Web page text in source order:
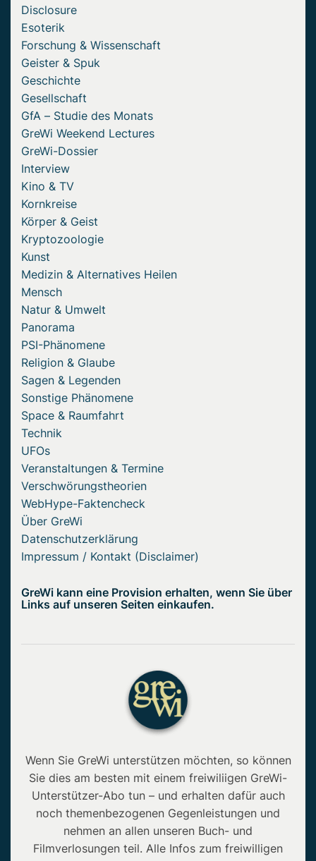
Disclosure
Esoterik
Forschung & Wissenschaft
Geister & Spuk
Geschichte
Gesellschaft
GfA – Studie des Monats
GreWi Weekend Lectures
GreWi-Dossier
Interview
Kino & TV
Kornkreise
Körper & Geist
Kryptozoologie
Kunst
Medizin & Alternatives Heilen
Mensch
Natur & Umwelt
Panorama
PSI-Phänomene
Religion & Glaube
Sagen & Legenden
Sonstige Phänomene
Space & Raumfahrt
Technik
UFOs
Veranstaltungen & Termine
Verschwörungstheorien
WebHype-Faktencheck
Über GreWi
Datenschutzerklärung
Impressum / Kontakt (Disclaimer)
GreWi kann eine Provision erhalten, wenn Sie über
Links auf unseren Seiten einkaufen.
Wenn Sie GreWi unterstützen möchten, so können
Sie dies am besten mit einem freiwiliigen GreWi-
Unterstützer-Abo tun – und erhalten dafür auch
noch themenbezogenen Gegenleistungen und
nehmen an allen unseren Buch- und
Filmverlosungen teil. Alle Infos zum freiwilligen